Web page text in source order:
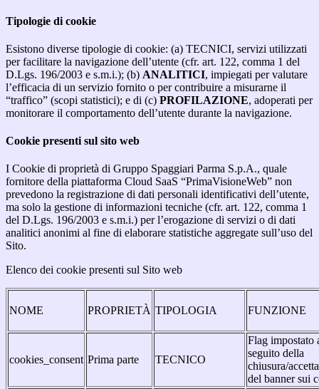
Tipologie di cookie
Esistono diverse tipologie di cookie: (a) TECNICI, servizi utilizzati
per facilitare la navigazione dell’utente (cfr. art. 122, comma 1 del
D.Lgs. 196/2003 e s.m.i.); (b) ANALITICI, impiegati per valutare
l’efficacia di un servizio fornito o per contribuire a misurarne il
“traffico” (scopi statistici); e di (c) PROFILAZIONE, adoperati per
monitorare il comportamento dell’utente durante la navigazione.
Cookie presenti sul sito web
I Cookie di proprietà di Gruppo Spaggiari Parma S.p.A., quale
fornitore della piattaforma Cloud SaaS “PrimaVisioneWeb” non
prevedono la registrazione di dati personali identificativi dell’utente,
ma solo la gestione di informazioni tecniche (cfr. art. 122, comma 1
del D.Lgs. 196/2003 e s.m.i.) per l’erogazione di servizi o di dati
analitici anonimi al fine di elaborare statistiche aggregate sull’uso del
Sito.
Elenco dei cookie presenti sul Sito web
NOME PROPRIETÀ TIPOLOGIA FUNZIONE
cookies_consent Prima parte TECNICO
Flag impostato
seguito della
chiusura/
del banner sui